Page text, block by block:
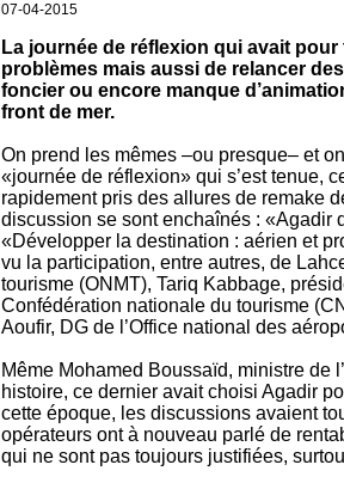
07-04-2015
La journée de réflexion qui avait
problèmes mais aussi de relancer
foncier ou encore manque
front de mer.
On prend les mêmes –ou presque– et
«journée de réflexion» qui s’est tenue,
rapidement pris des allures de remake
discussion se sont enchaînés : «Agadir
«Développer la destination : aérien et
vu la participation, entre autres, de
tourisme (ONMT), Tariq Kabbage,
Confédération nationale du tourisme
Aoufir, DG de l’Office national des
Même Mohamed Boussaïd, ministre de
histoire, ce dernier avait choisi Agadir
cette époque, les discussions avaient
opérateurs ont à nouveau parlé de
qui ne sont pas toujours justifiées,